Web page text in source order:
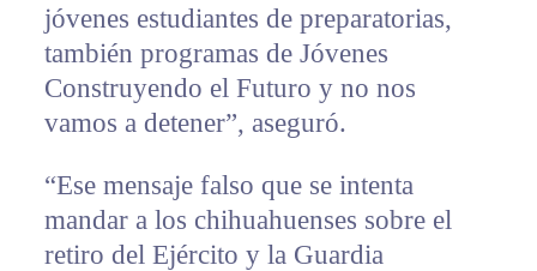
jóvenes estudiantes de preparatorias,
también programas de Jóvenes
Construyendo el Futuro y no nos
vamos a detener”, aseguró.
“Ese mensaje falso que se intenta
mandar a los chihuahuenses sobre el
retiro del Ejército y la Guardia